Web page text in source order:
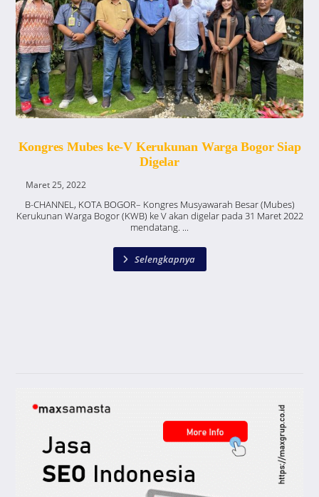
Kongres Mubes ke-V Kerukunan Warga Bogor Siap
Digelar
Maret 25, 2022
B-CHANNEL, KOTA BOGOR– Kongres Musyawarah Besar (Mubes)
Kerukunan Warga Bogor (KWB) ke V akan digelar pada 31 Maret 2022
mendatang. ...
Selengkapnya